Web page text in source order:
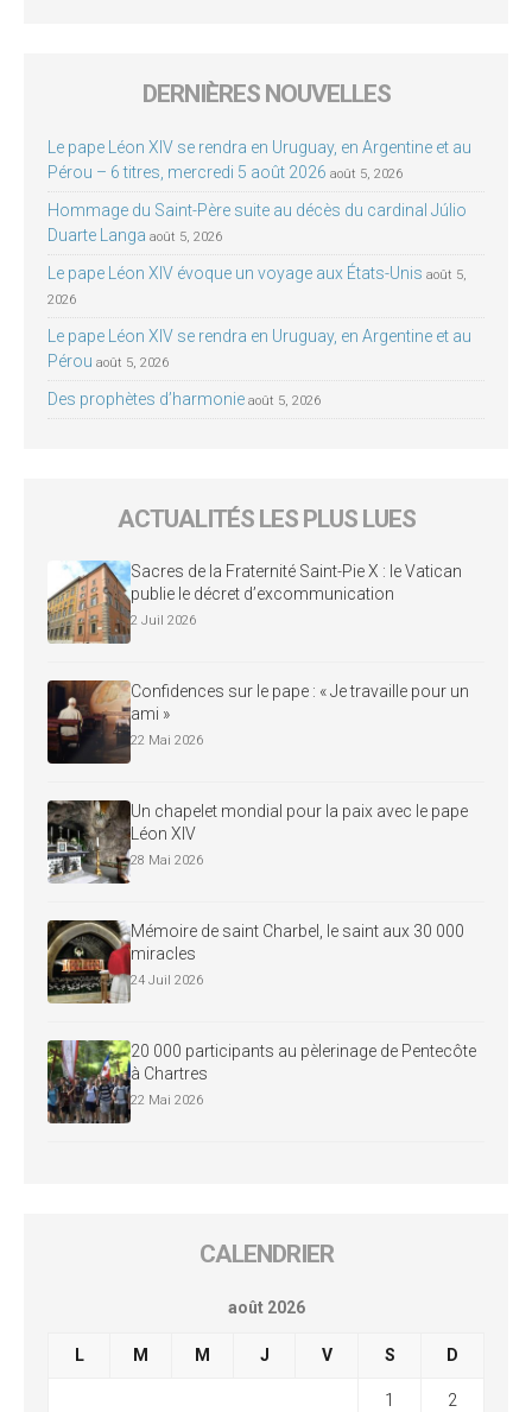
DERNIÈRES NOUVELLES
Le pape Léon XIV se rendra en Uruguay, en Argentine et au
Pérou – 6 titres, mercredi 5 août 2026 août 5, 2026
Hommage du Saint-Père suite au décès du cardinal Júlio
Duarte Langa août 5, 2026
Le pape Léon XIV évoque un voyage aux États-Unis août 5,
2026
Le pape Léon XIV se rendra en Uruguay, en Argentine et au
Pérou août 5, 2026
Des prophètes d’harmonie août 5, 2026
ACTUALITÉS LES PLUS LUES
Sacres de la Fraternité Saint-Pie X : le Vatican
publie le décret d’excommunication
2 Juil 2026
Confidences sur le pape : « Je travaille pour un
ami »
22 Mai 2026
Un chapelet mondial pour la paix avec le pape
Léon XIV
28 Mai 2026
Mémoire de saint Charbel, le saint aux 30 000
miracles
24 Juil 2026
20 000 participants au pèlerinage de Pentecôte
à Chartres
22 Mai 2026
CALENDRIER
août 2026
L M M J V S D
1 2